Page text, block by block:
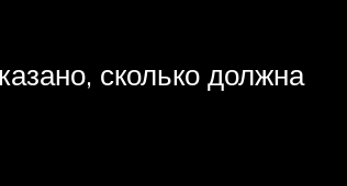
сколько должна